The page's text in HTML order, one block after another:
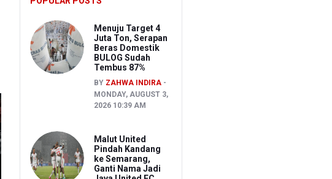
Menuju Target 4
Juta Ton, Serapan
Beras Domestik
BULOG Sudah
Tembus 87%
BY ZAHWA INDIRA
MONDAY, AUGUST 3,
2026 10:39 AM
Malut United
Pindah Kandang
ke Semarang,
Ganti Nama Jadi